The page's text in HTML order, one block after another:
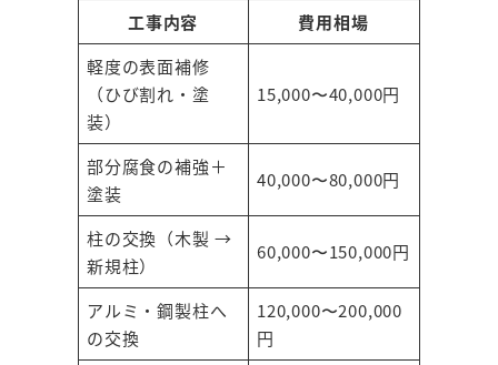
工事内容
費用相場
軽度の表面補修
（ひび割れ・塗
装）
15,000〜40,000円
部分腐食の補強＋
塗装
40,000〜80,000円
柱の交換（木製 →
新規柱）
60,000〜150,000円
アルミ・鋼製柱へ
の交換
120,000〜200,000
円